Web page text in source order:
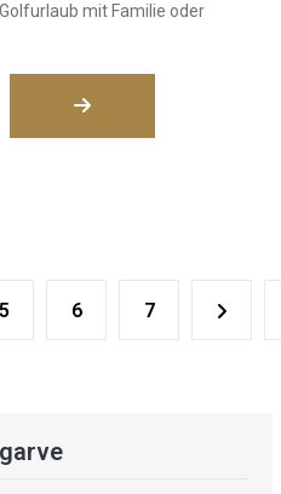
mit Familie oder
5 6 7